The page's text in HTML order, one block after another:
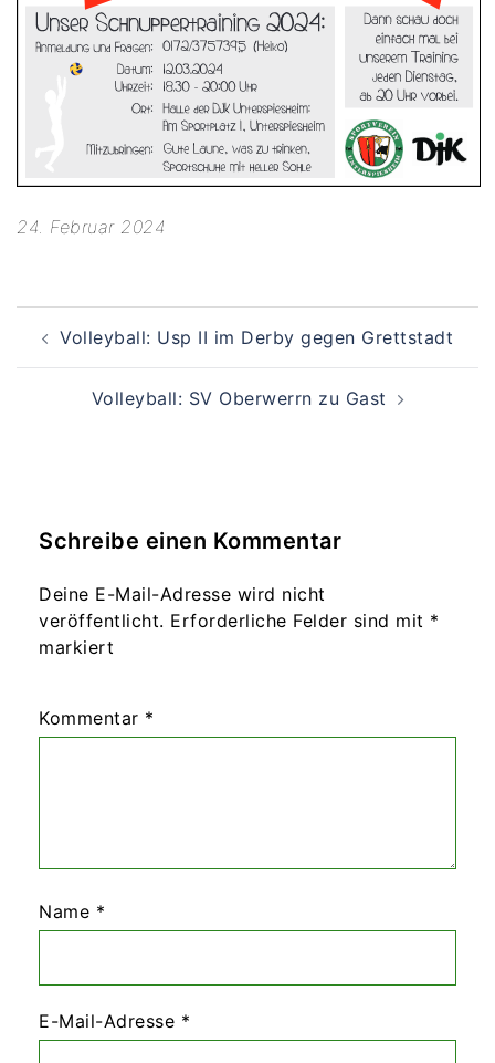
24. Februar 2024
Volleyball: Usp II im Derby gegen Grettstadt
Volleyball: SV Oberwerrn zu Gast
Schreibe einen Kommentar
Deine E-Mail-Adresse wird nicht
veröffentlicht. Erforderliche Felder sind mit *
markiert
Kommentar *
Name *
E-Mail-Adresse *